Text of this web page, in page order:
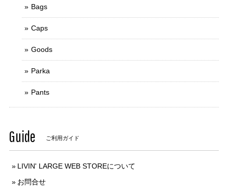
Bags
Caps
Goods
Parka
Pants
Guide ご利用ガイド
LIVIN' LARGE WEB STOREについて
お問合せ